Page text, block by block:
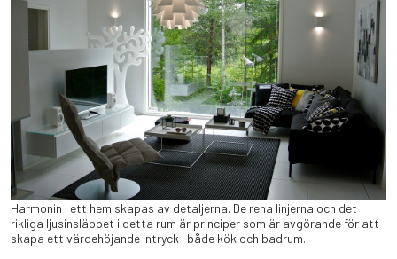
Harmonin i ett hem skapas av detaljerna. De rena linjerna och det
rikliga ljusinsläppet i detta rum är principer som är avgörande för att
skapa ett värdehöjande intryck i både kök och badrum.